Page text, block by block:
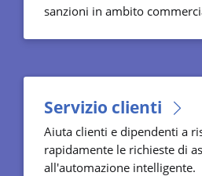
sanzioni in ambito
Servizio clienti
Aiuta clienti e dipendenti a
rapidamente le richieste di
all'automazione intelligente.